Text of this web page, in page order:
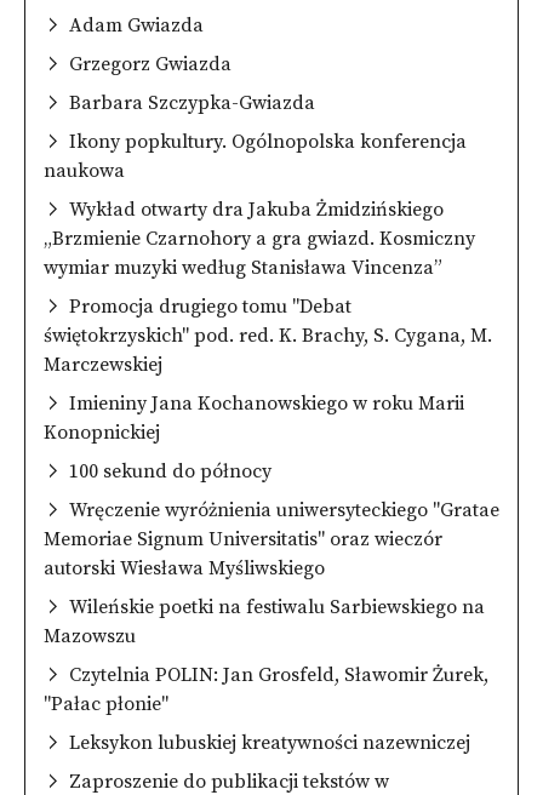
Adam Gwiazda
Grzegorz Gwiazda
Barbara Szczypka-Gwiazda
Ikony popkultury. Ogólnopolska konferencja
naukowa
Wykład otwarty dra Jakuba Żmidzińskiego
„Brzmienie Czarnohory a gra gwiazd. Kosmiczny
wymiar muzyki według Stanisława Vincenza”
Promocja drugiego tomu "Debat
świętokrzyskich" pod. red. K. Brachy, S. Cygana, M.
Marczewskiej
Imieniny Jana Kochanowskiego w roku Marii
Konopnickiej
100 sekund do północy
Wręczenie wyróżnienia uniwersyteckiego "Gratae
Memoriae Signum Universitatis" oraz wieczór
autorski Wiesława Myśliwskiego
Wileńskie poetki na festiwalu Sarbiewskiego na
Mazowszu
Czytelnia POLIN: Jan Grosfeld, Sławomir Żurek,
"Pałac płonie"
Leksykon lubuskiej kreatywności nazewniczej
Zaproszenie do publikacji tekstów w